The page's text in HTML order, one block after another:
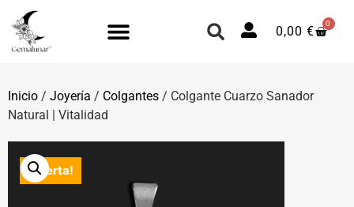
0,00 €
0
Inicio / Joyería / Colgantes / Colgante Cuarzo Sanador
Natural | Vitalidad
¡Oferta!